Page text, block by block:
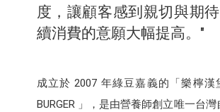
度，讓顧客感到親切與期
續消費的意願大幅提高。"
成立於 2007 年綠豆嘉義的「樂檸漢
BURGER 」，是由營養師創立唯一台